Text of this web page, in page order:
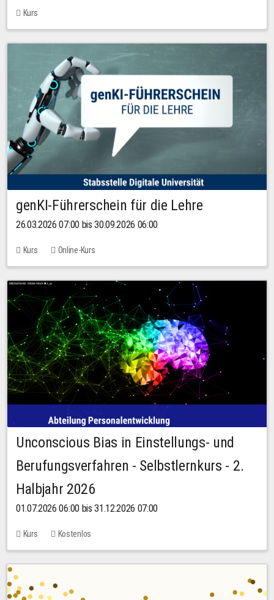
Kurs
genKI-Führerschein für die Lehre
26.03.2026 07:00 bis 30.09.2026 06:00
Kurs Online-Kurs
Unconscious Bias in Einstellungs- und
Berufungsverfahren - Selbstlernkurs - 2.
Halbjahr 2026
01.07.2026 06:00 bis 31.12.2026 07:00
Kurs Kostenlos